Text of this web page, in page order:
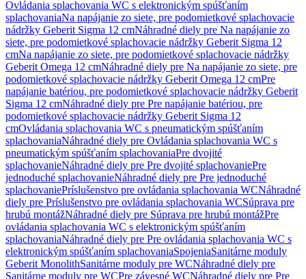
Ovládania splachovania WC s elektronickým spúšťaním
splachovaniaNa napájanie zo siete, pre podomietkové splachovacie
nádržky Geberit Sigma 12 cmNáhradné diely pre Na napájanie zo
siete, pre podomietkové splachovacie nádržky Geberit Sigma 12
cmNa napájanie zo siete, pre podomietkové splachovacie nádržky
Geberit Omega 12 cmNáhradné diely pre Na napájanie zo siete, pre
podomietkové splachovacie nádržky Geberit Omega 12 cmPre
napájanie batériou, pre podomietkové splachovacie nádržky Geberit
Sigma 12 cmNáhradné diely pre Pre napájanie batériou, pre
podomietkové splachovacie nádržky Geberit Sigma 12
cmOvládania splachovania WC s pneumatickým spúšťaním
splachovaniaNáhradné diely pre Ovládania splachovania WC s
pneumatickým spúšťaním splachovaniaPre dvojité
splachovanieNáhradné diely pre Pre dvojité splachovaniePre
jednoduché splachovanieNáhradné diely pre Pre jednoduché
splachovaniePríslušenstvo pre ovládania splachovania WCNáhradné
diely pre Príslušenstvo pre ovládania splachovania WCSúprava pre
hrubú montážNáhradné diely pre Súprava pre hrubú montážPre
ovládania splachovania WC s elektronickým spúšťaním
splachovaniaNáhradné diely pre Pre ovládania splachovania WC s
elektronickým spúšťaním splachovaniaSpojeniaSanitárne moduly
Geberit MonolithSanitárne moduly pre WCNáhradné diely pre
Sanitárne moduly pre WCPre závesné WCNáhradné diely pre Pre